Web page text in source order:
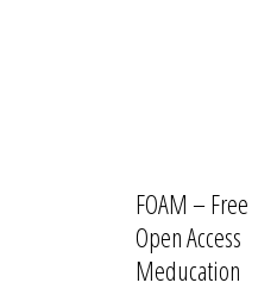
FOAM – Free
Open Access
Meducation